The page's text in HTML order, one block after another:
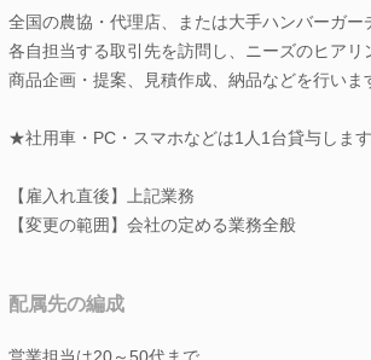
全国の農協・代理店、または大手ハンバーガー
各自担当する取引先を訪問し、ニーズのヒアリ
商品企画・提案、見積作成、納品などを行いま
★社用車・PC・スマホなどは1人1台貸与します
【雇入れ直後】上記業務
【変更の範囲】会社の定める業務全般
配属先の編成
営業担当は20～50代まで、